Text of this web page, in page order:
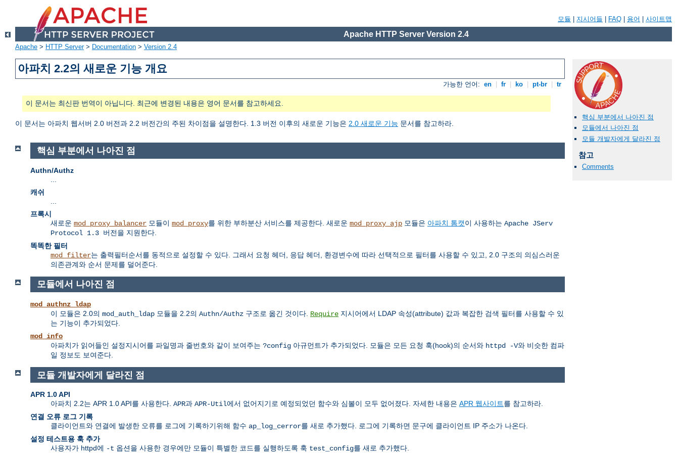
모듈 지시어들 FAQ 용어 사이트맵
Apache HTTP Server Version 2.4
Apache > HTTP Server> Documentation > Version 2.4
아파치 2.2의 새로운 기능 개요
가능한 언어: en fr ko pt-br tr
이 문서는 최신판 번역이 아닙니다. 최근에 변경된 내용은 영어 문서를 참고하세요.
이 문서는 아파치 웹서버 2.0 버전과 2.2 버전간의 주된 차이점을 설명한다. 1.3 버전 이후의 새로운 기능은 2.0 새로운 기능 문서를 참고하라.
핵심 부분에서 나아진 점
모듈에서 나아진 점
모듈 개발자에게 달라진 점
참고
Comments
핵심 부분에서 나아진 점
Authn/Authz
캐쉬
프록시
새로운 mod_proxy_balancer 모듈이 mod_proxy를 위한 부하분산 서비스를 제공한다. 새로운 mod_proxy_ajp 모듈은 아파치 톰캣이 사용하는 Apache JServ
Protocol 1.3 버전을 지원한다.
똑똑한 필터
mod_filter는 출력필터순서를 동적으로 설정할 수 있다. 그래서 요청 헤더, 응답 헤더, 환경변수에 따라 선택적으로 필터를 사용할 수 있고, 2.0 구조의 의심스러운
의존관계와 순서 문제를 덜어준다.
모듈에서 나아진 점
mod_authnz_ldap
이 모듈은 2.0의 mod_auth_ldap 모듈을 2.2의 Authn/Authz 구조로 옮긴 것이다. Require 지시어에서 LDAP 속성(attribute) 값과 복잡한 검색 필터를 사용할 수 있
는 기능이 추가되었다.
mod_info
아파치가 읽어들인 설정지시어를 파일명과 줄번호와 같이 보여주는 ?config 아규먼트가 추가되었다. 모듈은 모든 요청 훅(hook)의 순서와 httpd -V와 비슷한 컴파
일 정보도 보여준다.
모듈 개발자에게 달라진 점
APR 1.0 API
아파치 2.2는 APR 1.0 API를 사용한다. APR과 APR-Util에서 없어지기로 예정되었던 함수와 심볼이 모두 없어졌다. 자세한 내용은 APR 웹사이트를 참고하라.
연결 오류 로그 기록
클라이언트와 연결에 발생한 오류를 로그에 기록하기위해 함수 ap_log_cerror를 새로 추가했다. 로그에 기록하면 문구에 클라이언트 IP 주소가 나온다.
설정 테스트용 훅 추가
사용자가 httpd에 -t 옵션을 사용한 경우에만 모듈이 특별한 코드를 실행하도록 훅 test_config를 새로 추가했다.